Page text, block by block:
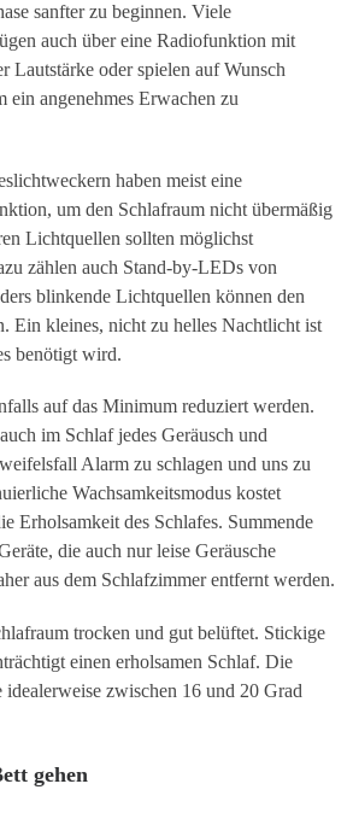
sanfter zu beginnen. Viele
auch über eine Radiofunktion mit
Lautstärke oder spielen auf Wunsch
ein angenehmes Erwachen zu
haben meist eine
um den Schlafraum nicht übermäßig
Lichtquellen sollten möglichst
zählen auch Stand-by-LEDs von
blinkende Lichtquellen können den
Ein kleines, nicht zu helles Nachtlicht ist
benötigt wird.
auf das Minimum reduziert werden.
im Schlaf jedes Geräusch und
Alarm zu schlagen und uns zu
Wachsamkeitsmodus kostet
Erholsamkeit des Schlafes. Summende
die auch nur leise Geräusche
aus dem Schlafzimmer entfernt werden.
trocken und gut belüftet. Stickige
einen erholsamen Schlaf. Die
idealerweise zwischen 16 und 20 Grad
gehen